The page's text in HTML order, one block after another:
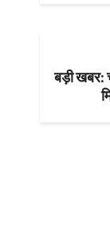
बड़ी खबर: